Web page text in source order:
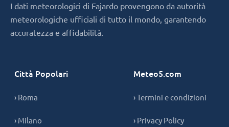
I dati meteorologici di Fajardo provengono da autorità
meteorologiche ufficiali di tutto il mondo, garantendo
accuratezza e affidabilità.
Città Popolari
› Roma
› Milano
Meteo5.com
› Termini e condizioni
› Privacy Policy